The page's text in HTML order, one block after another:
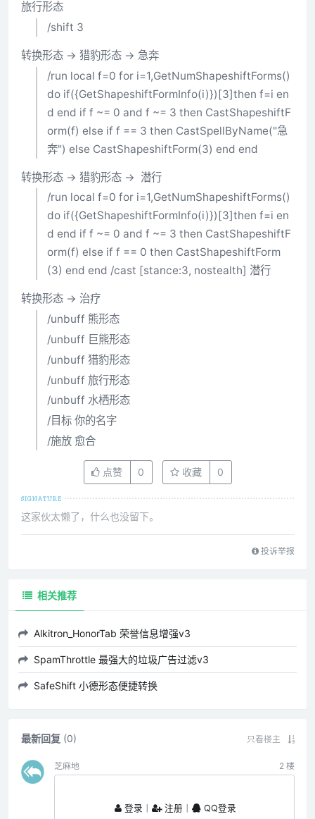
旅行形态
/shift 3
转换形态 -> 猎豹形态 -> 急奔
/run local f=0 for i=1,GetNumShapeshiftForms()
do if({GetShapeshiftFormInfo(i)})[3]then f=i en
d end if f ~= 0 and f ~= 3 then CastShapeshiftF
orm(f) else if f == 3 then CastSpellByName("急
奔") else CastShapeshiftForm(3) end end
转换形态 -> 猎豹形态 -> 潜行
/run local f=0 for i=1,GetNumShapeshiftForms()
do if({GetShapeshiftFormInfo(i)})[3]then f=i en
d end if f ~= 0 and f ~= 3 then CastShapeshiftF
orm(f) else if f == 0 then CastShapeshiftForm
(3) end end /cast [stance:3, nostealth] 潜行
转换形态 -> 治疗
/unbuff 熊形态
/unbuff 巨熊形态
/unbuff 猎豹形态
/unbuff 旅行形态
/unbuff 水栖形态
/目标 你的名字
/施放 愈合
点赞 0 收藏 0
这家伙太懒了，什么也没留下。
投诉举报
相关推荐
Alkitron_HonorTab 荣誉信息增强v3
SpamThrottle 最强大的垃圾广告过滤v3
SafeShift 小德形态便捷转换
最新回复(0) 只看楼主
芝麻地 2楼
登录 丨 注册 丨 QQ登录